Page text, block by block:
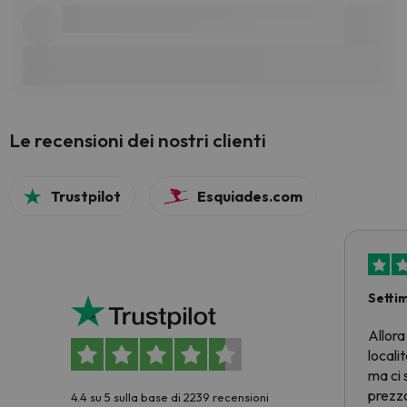
Le recensioni dei nostri clienti
Trustpilot Esquiades.com
4.4 su 5 sulla base di 2239 recensioni
Allora
ma ci